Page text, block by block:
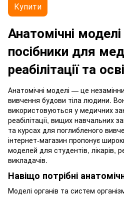
Купити
Анатомічні
посібники для
реабілітації та
Анатомічні моделі — це
вивчення будови тіла людини.
використовуються у медичних
реабілітації, вищих навчальних
та курсах для поглибленого
інтернет-магазин пропонує
моделей для студентів, лікарів,
викладачів.
Навіщо потрібні
Моделі органів та систем